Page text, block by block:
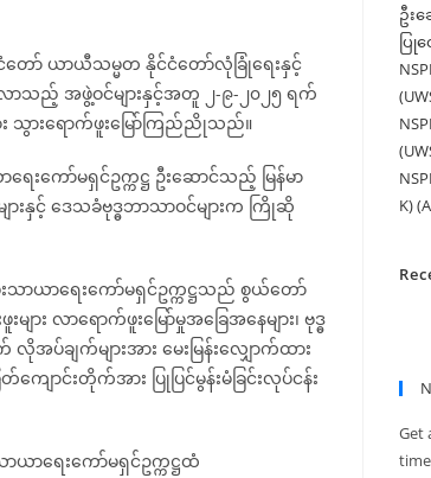
ော် ယာယီသမ္မတ နိုင်ငံတော်လုံခြုံရေးနှင့်
လာသည့် အဖွဲ့ဝင်များနှင့်အတူ ၂-၉-၂၀၂၅ ရက်
း သွားရောက်ဖူးမြော်ကြည်ညိုသည်။
ေးကော်မရှင်ဥက္ကဋ္ဌ ဦးဆောင်သည့် မြန်မာ
နှင့် ဒေသခံဗုဒ္ဓဘာသာဝင်များက ကြိုဆို
သာယာရေးကော်မရှင်ဥက္ကဋ္ဌသည် စွယ်တော်
း လာရောက်ဖူးမြော်မှုအခြေအနေများ၊ ဗုဒ္ဓ
ချက်များအား မေးမြန်းလျှောက်ထား
ျောင်းတိုက်အား ပြုပြင်မွန်းမံခြင်းလုပ်ငန်း
ယာရေးကော်မရှင်ဥက္ကဋ္ဌထံ
ဦး
ပြု
K)
Get